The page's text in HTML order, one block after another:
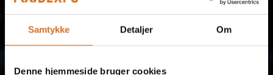
Samtykke Detaljer Om
Denne hjemmeside bruger cookies